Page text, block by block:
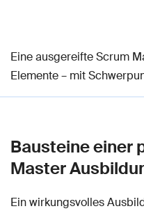
Eine ausgereifte Scrum
Elemente – mit
Bausteine einer
Master
Ein wirkungsvolles